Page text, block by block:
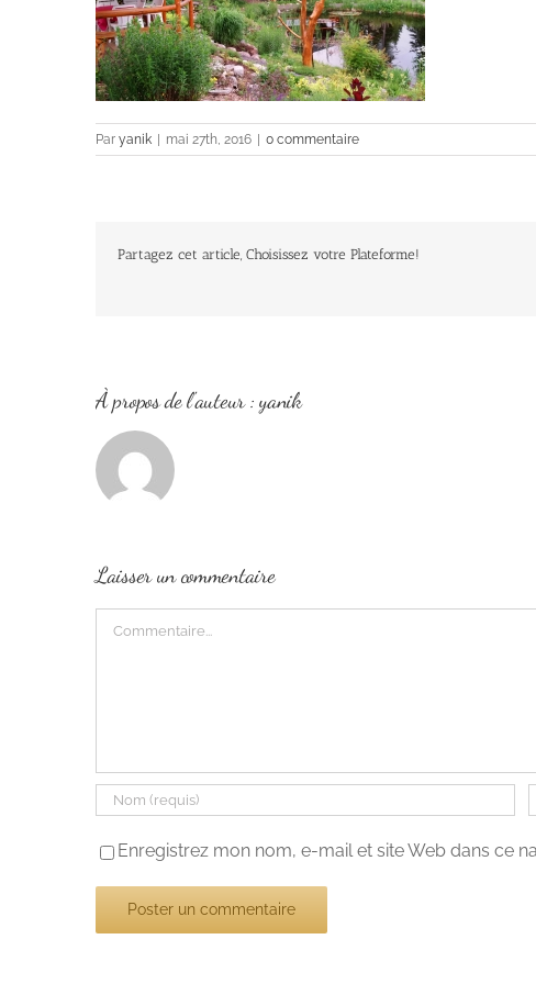
Par yanik mai 27th, 2016 0 commentaire
Partagez cet article, Choisissez votre Plateforme!
À propos de l'auteur :yanik
Laisser un commentaire
Enregistrez mon nom, e-mail et site Web dans ce